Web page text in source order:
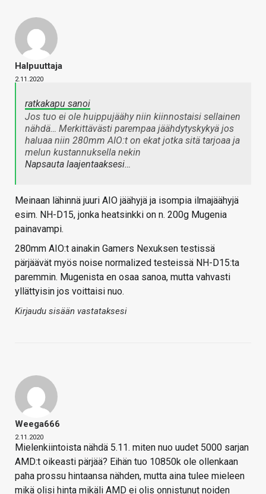
Halpuuttaja
2.11.2020
ratkakapu sanoi
Jos tuo ei ole huippujäähy niin kiinnostaisi sellainen
nähdä… Merkittävästi parempaa jäähdytyskykyä jos
haluaa niin 280mm AIO:t on ekat jotka sitä tarjoaa ja
melun kustannuksella nekin
Napsauta laajentaaksesi…
Meinaan lähinnä juuri AIO jäähyjä ja isompia ilmajäähyjä
esim. NH-D15, jonka heatsinkki on n. 200g Mugenia
painavampi.
280mm AIO:t ainakin Gamers Nexuksen testissä
pärjäävät myös noise normalized testeissä NH-D15:ta
paremmin. Mugenista en osaa sanoa, mutta vahvasti
yllättyisin jos voittaisi nuo.
Kirjaudu sisään vastataksesi
Weega666
2.11.2020
Mielenkiintoista nähdä 5.11. miten nuo uudet 5000 sarjan
AMD:t oikeasti pärjää? Eihän tuo 10850k ole ollenkaan
paha prossu hintaansa nähden, mutta aina tulee mieleen
mikä olisi hinta mikäli AMD ei olis onnistunut noiden